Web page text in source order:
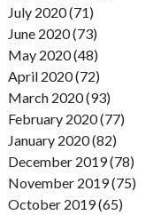
July 2020 (71)
June 2020 (73)
May 2020 (48)
April 2020 (72)
March 2020 (93)
February 2020 (77)
January 2020 (82)
December 2019 (78)
November 2019 (75)
October 2019 (65)